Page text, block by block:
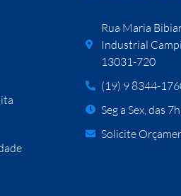
Rua Maria
Industrial
13031-720
(19) 9 8344-
Seg a Sex, das
Solicite